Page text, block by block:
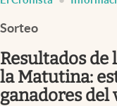
Negocios
Columnistas
Otras secciones
Sorteo
Resultados de
la Matutina:
ganadores del